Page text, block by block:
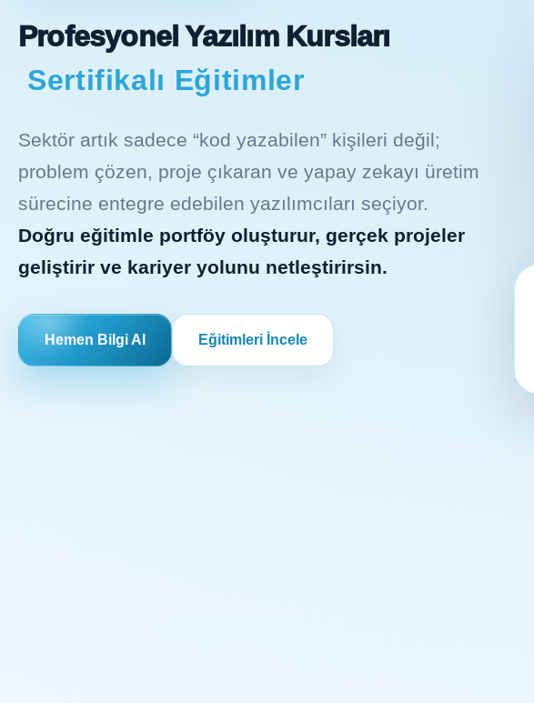
Profesyonel Yazılım Kursları
Sertifikalı Eğitimler
Sektör artık sadece “kod yazabilen” kişileri değil;
problem çözen, proje çıkaran ve yapay zekayı üretim
sürecine entegre edebilen yazılımcıları seçiyor.
Doğru eğitimle portföy oluşturur, gerçek projeler
geliştirir ve kariyer yolunu netleştirirsin.
Hemen Bilgi Al Eğitimleri İncele